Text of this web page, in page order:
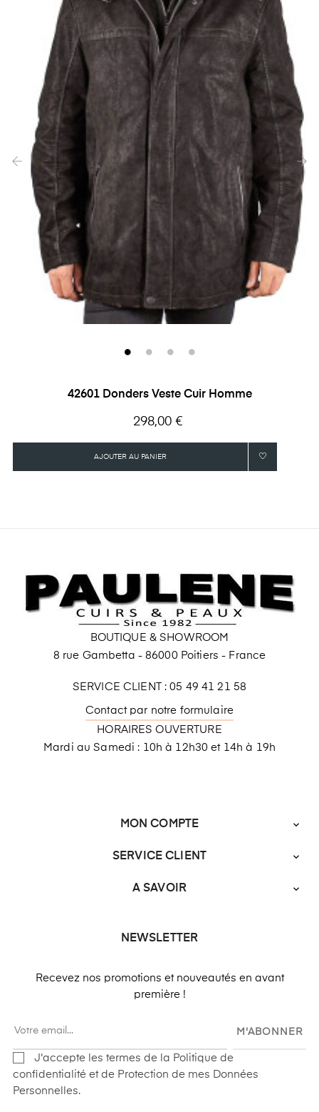
42601 Donders Veste Cuir Homme
Prix
298,00 €
AJOUTER AU PANIER
›
BOUTIQUE & SHOWROOM
8 rue Gambetta - 86000 Poitiers - France
SERVICE CLIENT : 05 49 41 21 58
Contact par notre formulaire
HORAIRES OUVERTURE
Mardi au Samedi : 10h à 12h30 et 14h à 19h
MON COMPTE 
SERVICE CLIENT 
A SAVOIR 
NEWSLETTER
Recevez nos promotions et nouveautés en avant
première !
M'ABONNER
J'accepte les termes de la Politique de
confidentialité et de Protection de mes Données
Personnelles.